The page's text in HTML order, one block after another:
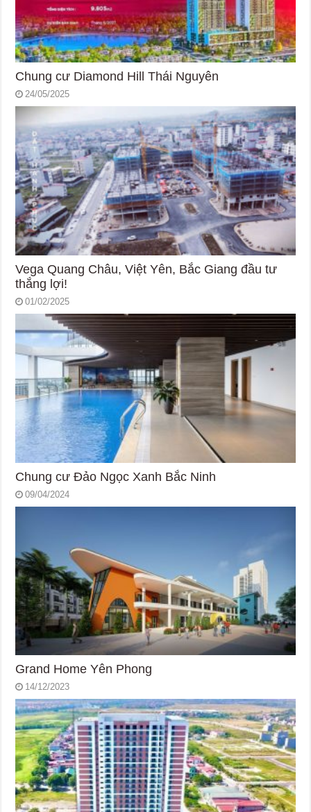
Chung cư Diamond Hill Thái Nguyên
24/05/2025
Vega Quang Châu, Việt Yên, Bắc Giang đầu tư
thắng lợi!
01/02/2025
Chung cư Đảo Ngọc Xanh Bắc Ninh
09/04/2024
Grand Home Yên Phong
14/12/2023